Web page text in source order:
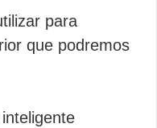
para
que podremos